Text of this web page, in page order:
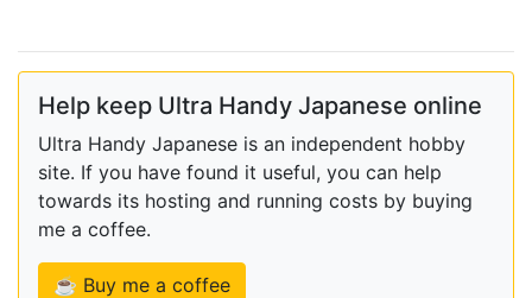
Help keep Ultra Handy Japanese online
Ultra Handy Japanese is an independent hobby
site. If you have found it useful, you can help
towards its hosting and running costs by buying
me a coffee.
☕ Buy me a coffee